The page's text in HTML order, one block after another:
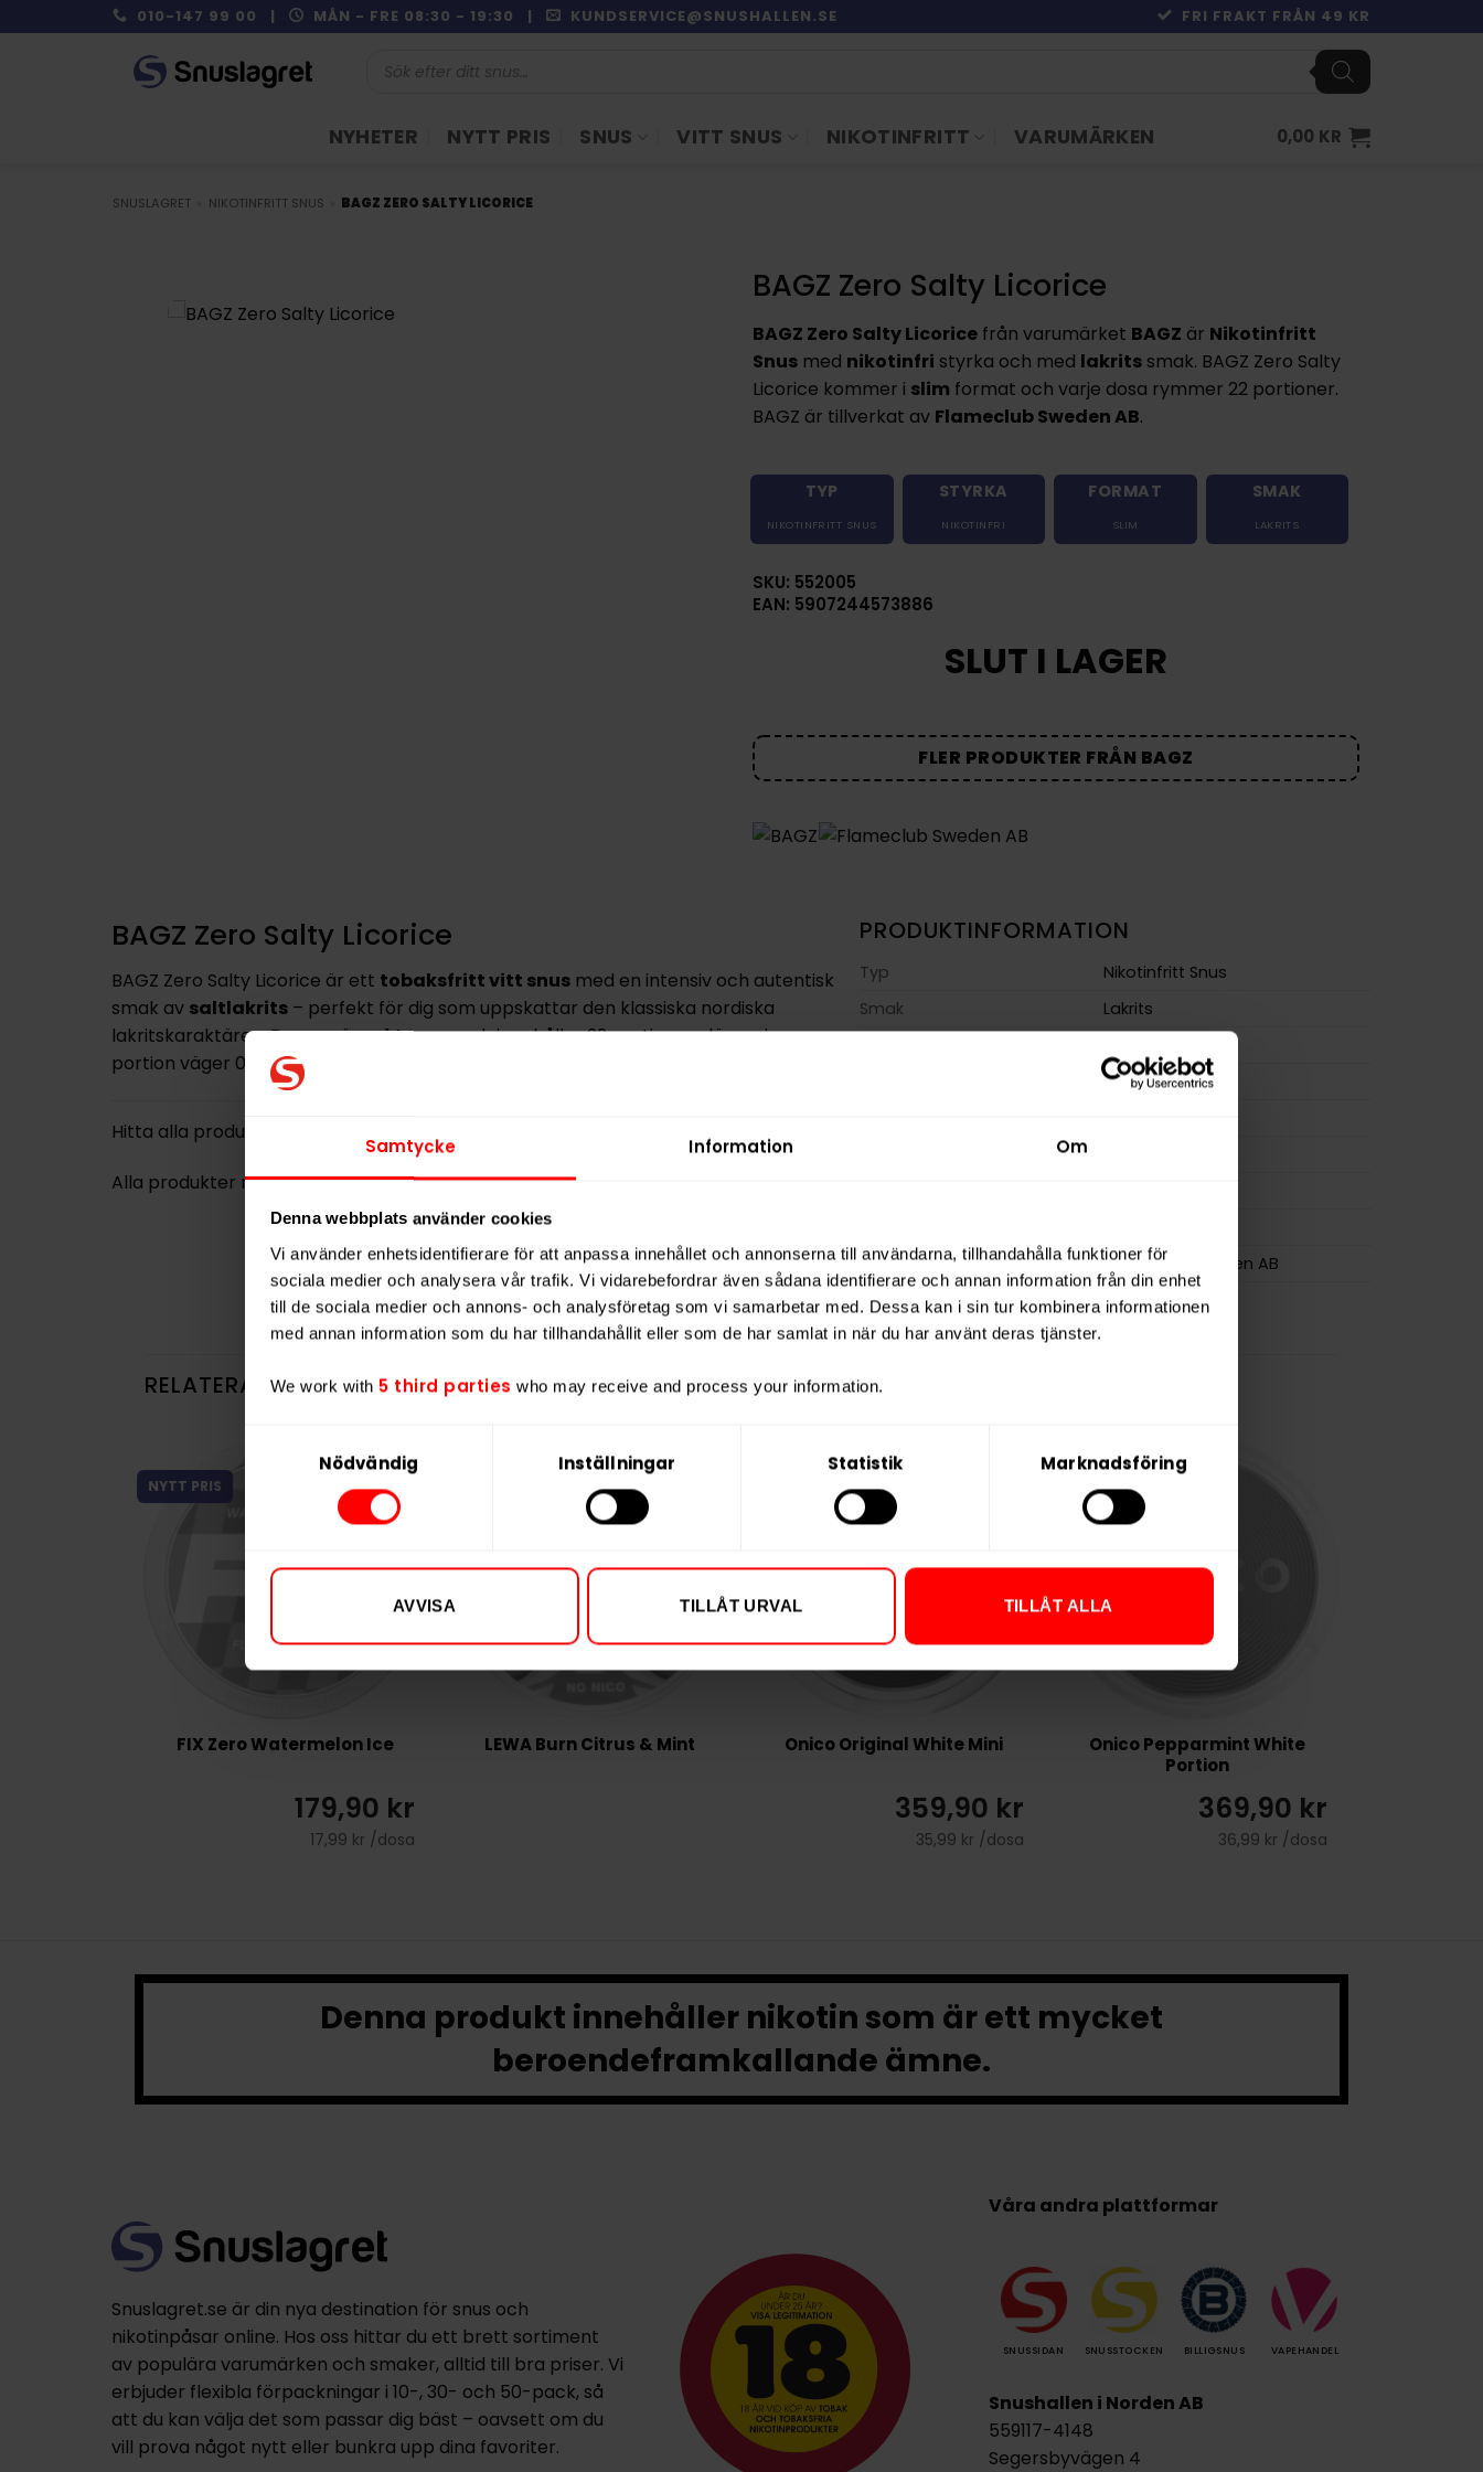
Samtycke Information Om
Denna webbplats använder cookies
Vi använder enhetsidentifierare för att anpassa innehållet och annonserna till användarna, tillhandahålla funktioner för
sociala medier och analysera vår trafik. Vi vidarebefordrar även sådana identifierare och annan information från din enhet
till de sociala medier och annons- och analysföretag som vi samarbetar med. Dessa kan i sin tur kombinera informationen
med annan information som du har tillhandahållit eller som de har samlat in när du har använt deras tjänster.
We work with 5 third parties who may receive and process your information.
Nödvändig Inställningar Statistik Marknadsföring
AVVISA TILLÅT URVAL TILLÅT ALLA
to
010-147 99 00 | MÅN - FRE 08:30 - 19:30 | KUNDSERVICE@SNUSHALLEN.SE FRI FRAKT FRÅN 49 KR
NYHETER NYTT PRIS SNUS VITT SNUS NIKOTINFRITT VARUMÄRKEN 0,00 KR
SNUSLAGRET NIKOTINFRITT SNUS BAGZ ZERO SALTY LICORICE
BAGZ Zero Salty Licorice
BAGZ Zero Salty Licorice från varumärket BAGZ är Nikotinfritt
Snus med nikotinfri styrka och med lakrits smak. BAGZ Zero Salty
Licorice kommer i slim format och varje dosa rymmer 22 portioner.
BAGZ är tillverkat av Flameclub Sweden AB.
TYP
NIKOTINFRITT SNUS
STYRKA
NIKOTINFRI
FORMAT
SLIM
SMAK
LAKRITS
SKU: 552005
EAN: 5907244573886
SLUT I LAGER
FLER PRODUKTER FRÅN BAGZ
BAGZ Zero Salty Licorice
BAGZ Zero Salty Licorice är ett tobaksfritt vitt snusmed en intensiv och autentisk
smak av saltlakrits– perfekt för dig som uppskattar den klassiska nordiska
lakritskaraktären. Dosan väger14 gramoch innehåller22 portioner, där varje
portion väger 0,625 gram
Hitta alla produkter från
Alla produkter med smakenLakrits
PRODUKTINFORMATION
Typ
Nikotinfritt Snus
Smak
Lakrits
Nikotinfri
Tillverkare
Flameclub Sweden AB
RELATERADE PRODUKTER
NYTT PRIS
FIX Zero Watermelon Ice
179,90 kr
17,99 kr /dosa
LEWA Burn Citrus & Mint Onico Original White Mini
359,90 kr
35,99 kr /dosa
Onico Pepparmint White
Portion
369,90 kr
36,99 kr /dosa
Denna produkt innehåller nikotin som är ett mycket
beroendeframkallande ämne.
Snuslagret.se är din nya destination för snus och
nikotinpåsar online. Hos oss hittar du ett brett sortiment
av populära varumärken och smaker, alltid till bra priser. Vi
erbjuder flexibla förpackningar i 10-, 30- och 50-pack, så
att du kan välja det som passar dig bäst – oavsett om du
vill prova något nytt eller bunkra upp dina favoriter.
Våra andra plattformar
SNUSSIDAN SNUSSTOCKEN BILLIGSNUS VAPEHANDEL
Snushallen i Norden AB
559117-4148
Segersbyvägen 4